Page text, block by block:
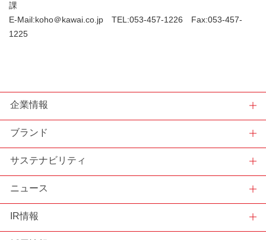
課
E-Mail:koho＠kawai.co.jp TEL:053-457-1226 Fax:053-457-
1225
企業情報
ブランド
サステナビリティ
ニュース
IR情報